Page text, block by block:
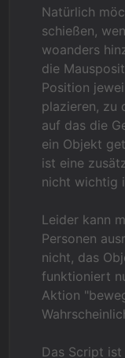
Natürlich
schießen,
woanders
die
Position
plazieren, zu
auf das die
ein Objekt
ist eine
nicht wichtig
Leider kann
Personen
nicht, das
funktioniert
Aktion
Das Script